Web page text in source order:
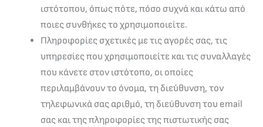
ιστότοπου, όπως πότε, πόσο συχνά και κάτω από
ποιες συνθήκες το χρησιμοποιείτε.
Πληροφορίες σχετικές με τις αγορές σας, τις
υπηρεσίες που χρησιμοποιείτε και τις συναλλαγές
που κάνετε στον ιστότοπο, οι οποίες
περιλαμβάνουν το όνομα, τη διεύθυνση, τον
τηλεφωνικά σας αριθμό, τη διεύθυνση του email
σας και της πληροφορίες της πιστωτικής σας